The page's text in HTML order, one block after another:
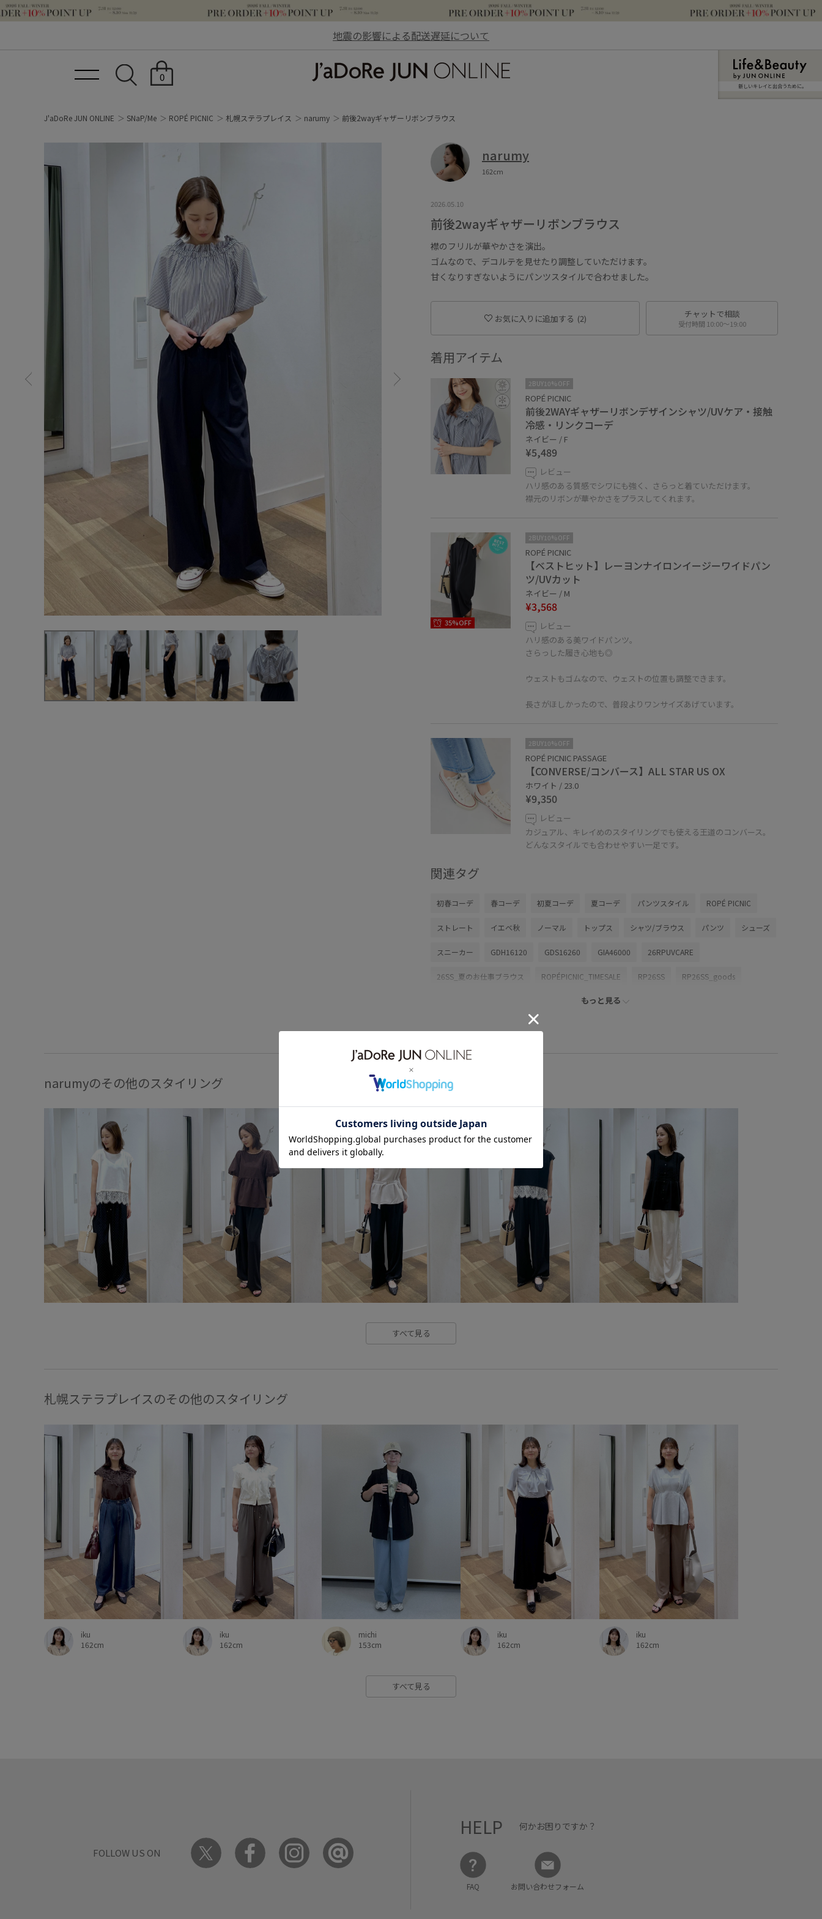
地震の影響による配送遅延について
0
新しいキレイと出合うために。
J'aDoRe JUN ONLINE SNaP/Me ROPÉ PICNIC 札幌ステラプレイス narumy 前後2wayギャザーリボンブラウス
narumy
162cm
2026.05.10
前後2wayギャザーリボンブラウス
襟のフリルが華やかさを演出。
ゴムなので、デコルテを見せたり調整していただけます。
甘くなりすぎないようにパンツスタイルで合わせました。
お気に入りに追加する (2) チャットで相談
受付時間 10:00〜19:00
着用アイテム
2BUY10%OFF
ROPÉ PICNIC
前後2WAYギャザーリボンデザインシャツ/UVケア・接触
冷感・リンクコーデ
ネイビー / F
¥5,489
レビュー
ハリ感のある質感でシワにも強く、さらっと着ていただけます。
襟元のリボンが華やかさをプラスしてくれます。
35%OFF
2BUY10%OFF
ROPÉ PICNIC
【ベストヒット】レーヨンナイロンイージーワイドパン
ツ/UVカット
ネイビー / M
¥3,568
レビュー
ハリ感のある美ワイドパンツ。
さらっした履き心地も◎
ウェストもゴムなので、ウェストの位置も調整できます。
長さがほしかったので、普段よりワンサイズあげています。
2BUY10%OFF
ROPÉ PICNIC PASSAGE
【CONVERSE/コンバース】ALL STAR US OX
ホワイト / 23.0
¥9,350
レビュー
カジュアル、キレイめのスタイリングでも使える王道のコンバース。
どんなスタイルでも合わせやすい一足です。
関連タグ
初春コーデ 春コーデ 初夏コーデ 夏コーデ パンツスタイル ROPÉ PICNIC
ストレート イエベ秋 ノーマル トップス シャツ/ブラウス パンツ シューズ
スニーカー GDH16120 GDS16260 GIA46000 26RPUVCARE
26SS_夏のお仕事ブラウス ROPÉPICNIC_TIMESALE RP26SS RP26SS_goods
インソール カラーバリエーション豊富
クーポン対象商品
ヴィンテージ
もっと見る
narumyのその他のスタイリング
すべて見る
札幌ステラプレイスのその他のスタイリング
iku
162cm
iku
162cm
michi
153cm
iku
162cm
iku
162cm
すべて見る
FOLLOW US ON
HELP 何かお困りですか？
FAQ お問い合わせフォーム